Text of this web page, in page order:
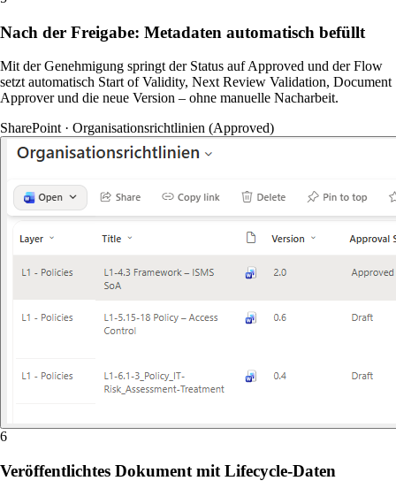
Nach der Freigabe: Metadaten automatisch befüllt
Mit der Genehmigung springt der Status auf Approved und der Flow
setzt automatisch Start of Validity, Next Review Validation, Document
Approver und die neue Version – ohne manuelle Nacharbeit.
SharePoint · Organisationsrichtlinien (Approved)
6
Veröffentlichtes Dokument mit Lifecycle-Daten